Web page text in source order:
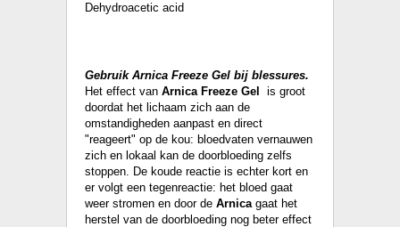
Dehydroacetic acid
Gebruik Arnica Freeze Gel bij blessures.
Het effect van Arnica Freeze Gel
is groot
doordat het lichaam zich aan de
omstandigheden aanpast en direct
"reageert" op de kou: bloedvaten vernauwen
zich en lokaal kan de doorbloeding zelfs
stoppen. De koude reactie is echter kort en
er volgt een tegenreactie: het bloed gaat
weer stromen en door de Arnicagaat het
herstel van de doorbloeding nog beter effect